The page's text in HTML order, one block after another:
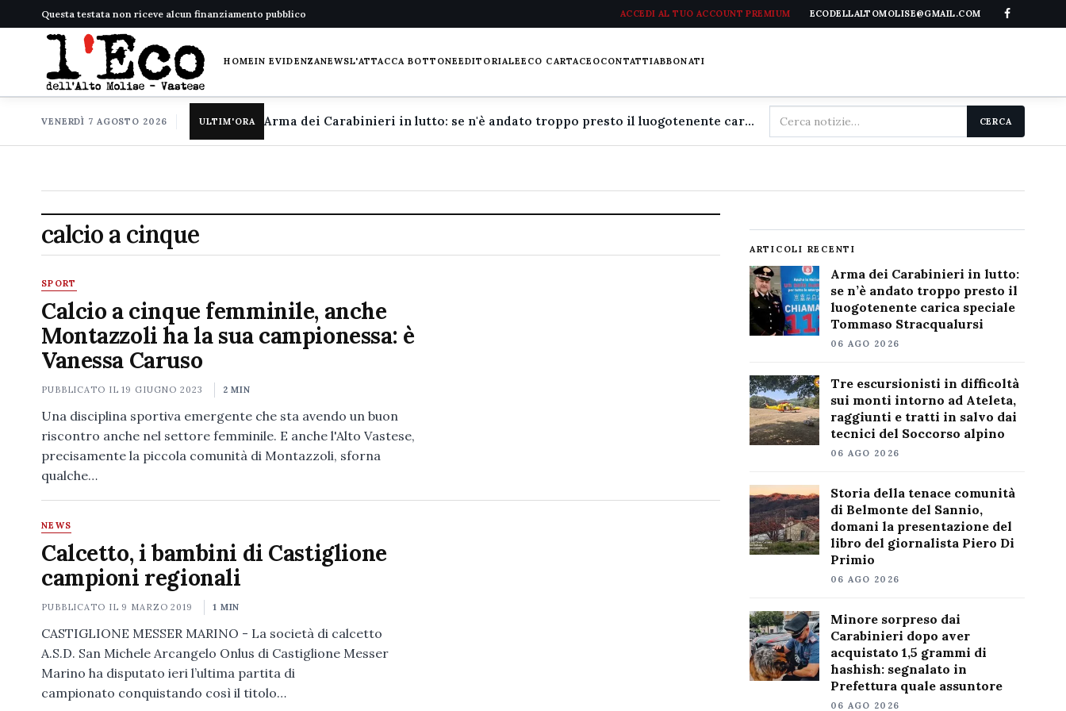
Questa testata non riceve alcun finanziamento pubblico ACCEDI AL TUO ACCOUNT PREMIUM ECODELLALTOMOLISE@GMAIL.COM
HOMEIN EVIDENZANEWSL'ATTACCA BOTTONEEDITORIALEECO CARTACEOCONTATTIABBONATI
VENERDÌ 7 AGOSTO 2026 ULTIM'ORA Arma dei Carabinieri in lutto: se n'è andato troppo presto il luogotenente carica speciale Tommaso Stracqualursi
Cerca
nel
CERCA
calcio a cinque
SPORT
Calcio a cinque femminile, anche
Montazzoli ha la sua campionessa: è
Vanessa Caruso
PUBBLICATO IL19 GIUGNO 2023 2 MIN
Una disciplina sportiva emergente che sta avendo un buon
riscontro anche nel settore femminile. E anche l'Alto Vastese,
precisamente la piccola comunità di Montazzoli, sforna
qualche…
NEWS
Calcetto, i bambini di Castiglione
campioni regionali
PUBBLICATO IL 9 MARZO 2019 1 MIN
CASTIGLIONE MESSER MARINO - La società di calcetto
A.S.D. San Michele Arcangelo Onlus di Castiglione Messer
Marino ha disputato ieri l’ultima partita di
campionato conquistando così il titolo…
ARTICOLI RECENTI
Arma dei Carabinieri in lutto:
se n’è andato troppo presto il
luogotenente carica speciale
Tommaso Stracqualursi
06 AGO 2026
Tre escursionisti in difficoltà
sui monti intorno ad Ateleta,
raggiunti e tratti in salvo dai
tecnici del Soccorso alpino
06 AGO 2026
Storia della tenace comunità
di Belmonte del Sannio,
domani la presentazione del
libro del giornalista Piero Di
Primio
06 AGO 2026
Minore sorpreso dai
Carabinieri dopo aver
acquistato 1,5 grammi di
hashish: segnalato in
Prefettura quale assuntore
06 AGO 2026